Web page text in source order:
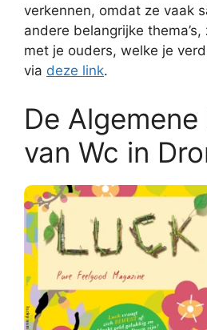
verkennen, omdat ze vaak
andere belangrijke
met je ouders, welke je
via deze link.
De
van Wc in